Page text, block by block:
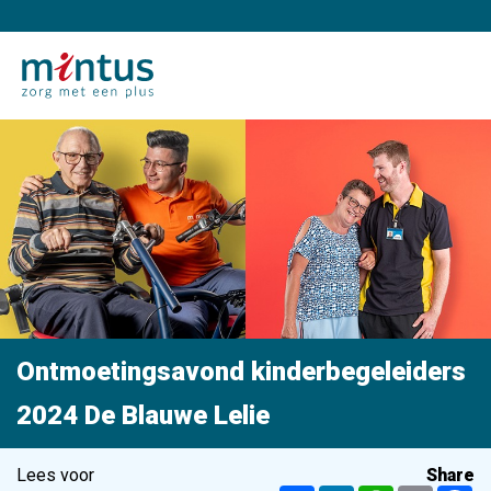
Ontmoetingsavond kinderbegeleiders
2024 De Blauwe Lelie
Lees voor
Share